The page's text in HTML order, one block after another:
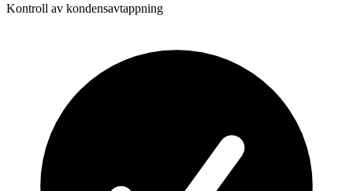
Kontroll av kondensavtappning